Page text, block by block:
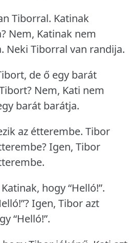
Tiborral. Katinak
Nem, Katinak nem
Neki Tiborral van randija.
de ő egy barát
Nem, Kati nem
barát barátja.
az étterembe. Tibor
Igen, Tibor
hogy “Helló!”.
Igen, Tibor azt
“Helló!”.